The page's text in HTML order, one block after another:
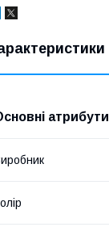
атрибути